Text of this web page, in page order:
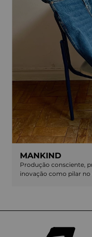
MANKIND
Produção consciente,
inovação como pilar